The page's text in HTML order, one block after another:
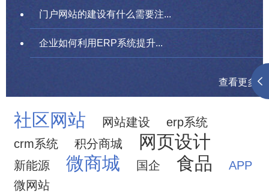
门户网站的建设有什么需要注...
企业如何利用ERP系统提升...
查看更多
社区网站 网站建设
erp系统
crm系统
积分商城 网页设计
新能源 微商城 国企 食品
APP
微网站